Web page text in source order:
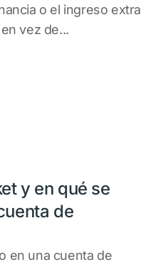
o el ingreso extra
vez de...
y en qué se
de
en una cuenta de